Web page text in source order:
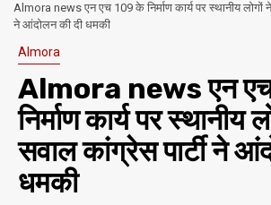
Almora news एन एच 109 के निर्माण कार्य पर स्थानीय लोगों
ने आंदोलन की दी धमकी
Almora
Almora news एन
निर्माण कार्य पर स्थानीय
सवाल कांग्रेस पार्टी ने
धमकी